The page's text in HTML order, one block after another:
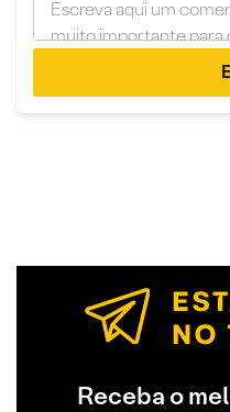
Receba o